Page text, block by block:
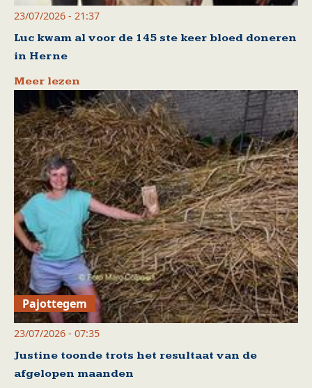
23/07/2026 - 21:37
Luc kwam al voor de 145 ste keer bloed doneren
in Herne
Meer lezen
Pajottegem
23/07/2026 - 07:35
Justine toonde trots het resultaat van de
afgelopen maanden